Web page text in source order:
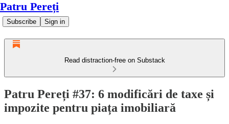
Patru Pereți
Subscribe Sign in
Read distraction-free on Substack
Patru Pereți #37: 6 modificări de taxe și
impozite pentru piața imobiliară